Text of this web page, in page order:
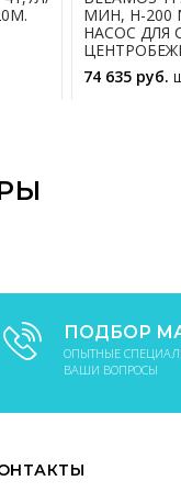
МИН, Н-200
НАСОС ДЛЯ
74 635 руб.
ПОДБОР
ОПЫТНЫЕ
ВАШИ ВОПРОСЫ